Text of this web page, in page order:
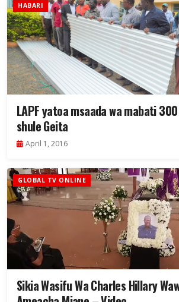
HABARI
LAPF yatoa msaada wa mabati
shule Geita
April 1, 2016
GLOBAL TV ONLINE
Sikia Wasifu Wa Charles Hillary